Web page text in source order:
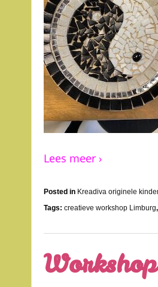
Lees meer ›
Posted in Kreadiva originele
Tags: creatieve workshop Limburg,